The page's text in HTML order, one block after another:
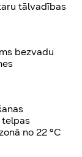
tālvadības
bezvadu
no 22 °C